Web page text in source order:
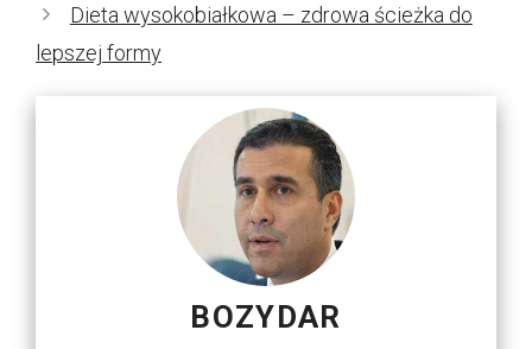
Dieta wysokobiałkowa – zdrowa ścieżka do
lepszej formy
BOZYDAR